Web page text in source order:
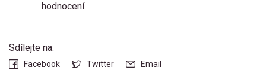
hodnocení.
Sdílejte na:
Facebook Twitter Email